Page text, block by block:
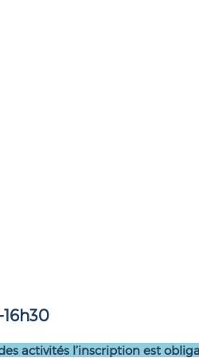
activités l’inscription est